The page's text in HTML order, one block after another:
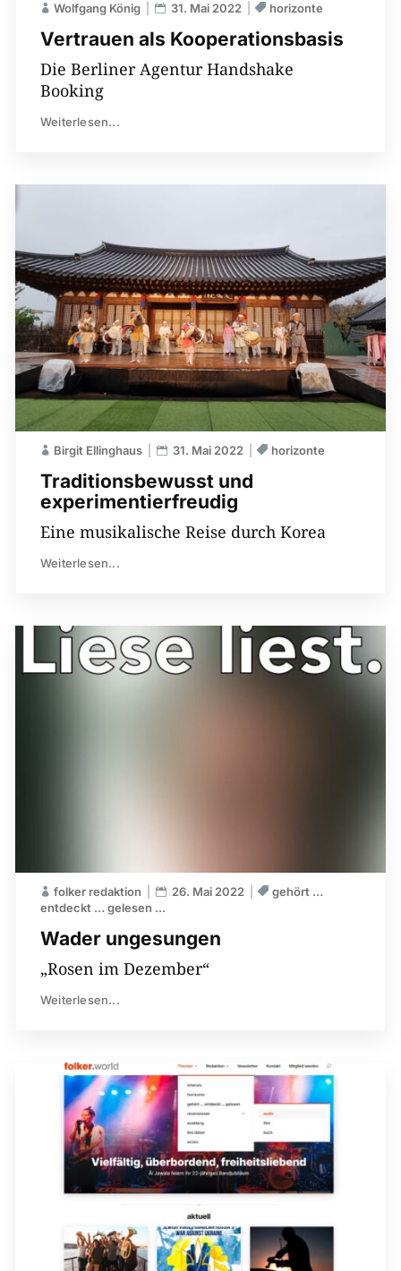
Vertrauen als Kooperations­basis
Wolfgang König 31. Mai 2022 horizonte
Die Berliner Agentur Handshake
Booking
Weiterlesen...
Traditions­bewusst und
experimentier­freudig
Birgit Ellinghaus 31. Mai 2022 horizonte
Eine musikalische Reise durch Korea
Weiterlesen...
Wader ungesungen
folker redaktion 26. Mai 2022
gehört …
entdeckt … gelesen ...
„Rosen im Dezember“
Weiterlesen...